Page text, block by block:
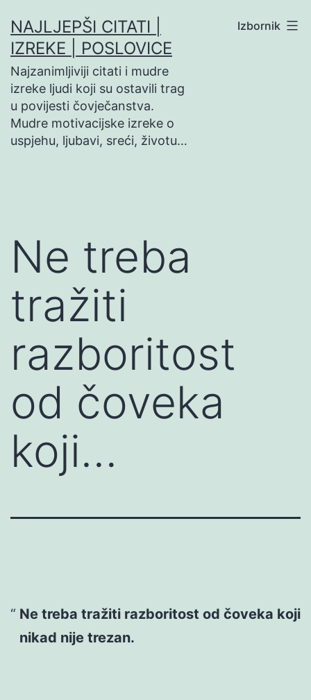
na
sadržaj
NAJLJEPŠI CITATI |
IZREKE | POSLOVICE
Najzanimljiviji citati i mudre
izreke ljudi koji su ostavili trag
u povijesti čovječanstva.
Mudre motivacijske izreke o
uspjehu, ljubavi, sreći, životu…
Izbornik
Ne treba
tražiti
razboritost
od čoveka
koji…
Ne treba tražiti razboritost od čoveka koji
nikad nije trezan.